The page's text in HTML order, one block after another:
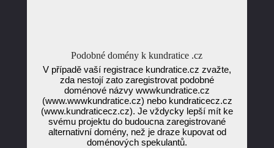
Podobné domény k kundratice .cz
V případě vaší registrace kundratice.cz zvažte,
zda nestojí zato zaregistrovat podobné
doménové názvy wwwkundratice.cz
(www.wwwkundratice.cz) nebo kundraticecz.cz
(www.kundraticecz.cz). Je vždycky lepší mít ke
svému projektu do budoucna zaregistrované
alternativní domény, než je draze kupovat od
doménových spekulantů.